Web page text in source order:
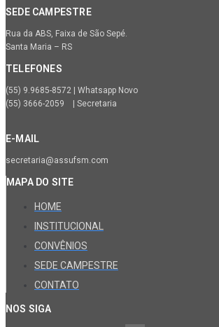
SEDE CAMPESTRE
Rua da ABS, Faixa de São Sepé.
Santa Maria – RS
TELEFONES
(55) 9.9685-8572 | Whatsapp Novo
(55) 3666-2059 | Secretaria
E-MAIL
secretaria@assufsm.com
MAPA DO SITE
HOME
INSTITUCIONAL
CONVÊNIOS
SEDE CAMPESTRE
CONTATO
NOS SIGA